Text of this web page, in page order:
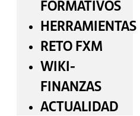
FORMATIVOS
HERRAMIENTAS
RETO FXM
WIKI-
FINANZAS
ACTUALIDAD